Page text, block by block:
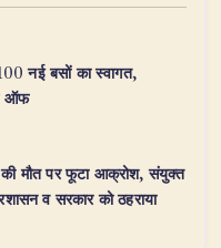
नई बसों का स्वागत,
ऑफ
की मौत पर फूटा आक्रोश, संयुक्त
व सरकार को ठहराया